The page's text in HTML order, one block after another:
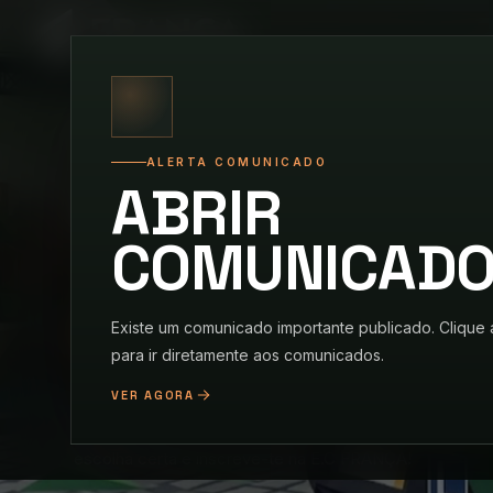
ALERTA COMUNICADO
ABRIR
Existe um comunicado importante publicado. Clique
para ir diretamente aos comunicados.
VER AGORA
A